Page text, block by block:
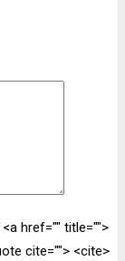
<a href="" title="">
cite=""> <cite>